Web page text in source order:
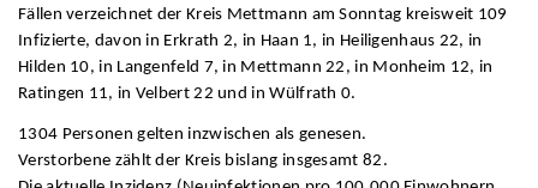
Fällen verzeichnet der Kreis Mettmann am Sonntag kreisweit 109
Infizierte, davon in Erkrath 2, in Haan 1, in Heiligenhaus 22, in
Hilden 10, in Langenfeld 7, in Mettmann 22, in Monheim 12, in
Ratingen 11, in Velbert 22 und in Wülfrath 0.
1304 Personen gelten inzwischen als genesen.
Verstorbene zählt der Kreis bislang insgesamt 82.